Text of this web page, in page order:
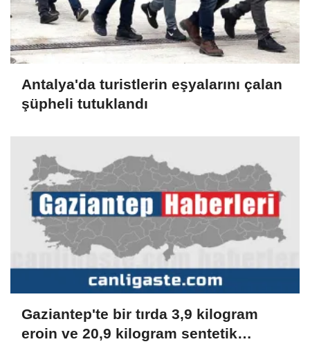
Antalya'da turistlerin eşyalarını çalan
şüpheli tutuklandı
Gaziantep'te bir tırda 3,9 kilogram
eroin ve 20,9 kilogram sentetik